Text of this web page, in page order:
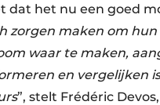
dat het nu een goed
zorgen maken om
waar te maken,
en vergelijken
”, stelt Frédéric